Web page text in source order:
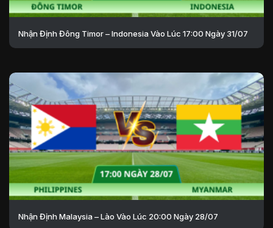
Nhận Định Đông Timor – Indonesia Vào Lúc 17:00 Ngày 31/07
Nhận Định Malaysia – Lào Vào Lúc 20:00 Ngày 28/07